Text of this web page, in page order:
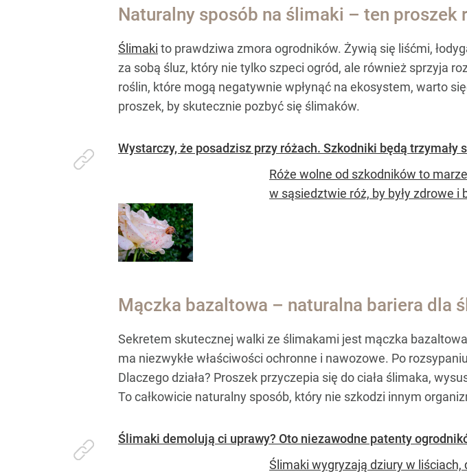
Naturalny sposób na ślimaki – ten proszek
Ślimaki to prawdziwa zmora ogrodników. Żywią się liśćmi,
za sobą śluz, który nie tylko szpeci ogród, ale również sprzyja
roślin, które mogą negatywnie wpłynąć na ekosystem, warto
proszek, by skutecznie pozbyć się ślimaków.
Wystarczy, że posadzisz przy różach. Szkodniki będą trzymały
Róże wolne od szkodników to
w sąsiedztwie róż, by były zdrowe
Mączka bazaltowa – naturalna bariera dla
Sekretem skutecznej walki ze ślimakami jest mączka
ma niezwykłe właściwości ochronne i nawozowe. Po
Dlaczego działa? Proszek przyczepia się do ciała ślimaka,
To całkowicie naturalny sposób, który nie szkodzi innym
Ślimaki demolują ci uprawy? Oto niezawodne patenty
Ślimaki wygryzają dziury w